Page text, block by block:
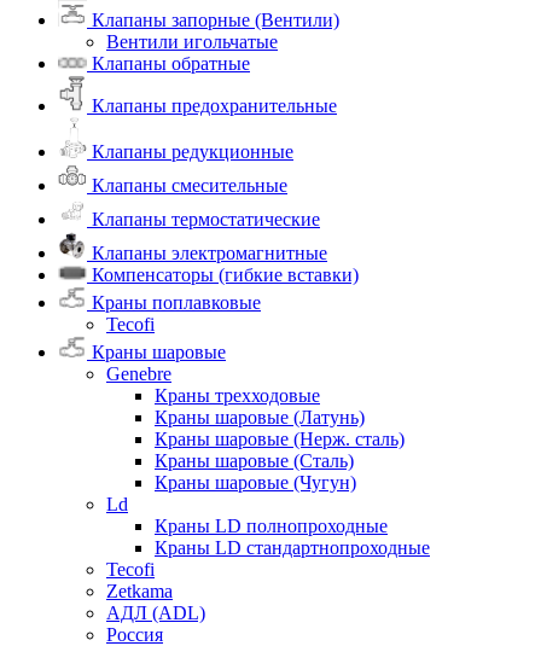
Клапаны запорные (Вентили)
Вентили игольчатые
Клапаны обратные
Клапаны предохранительные
Клапаны редукционные
Клапаны смесительные
Клапаны термостатические
Клапаны электромагнитные
Компенсаторы (гибкие вставки)
Краны поплавковые
Tecofi
Краны шаровые
Genebre
Краны трехходовые
Краны шаровые (Латунь)
Краны шаровые (Нерж. сталь)
Краны шаровые (Сталь)
Краны шаровые (Чугун)
Ld
Краны LD полнопроходные
Краны LD стандартнопроходные
Tecofi
Zetkama
АДЛ (ADL)
Россия